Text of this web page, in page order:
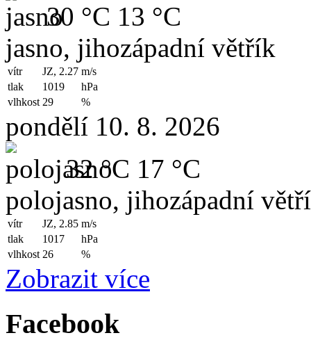
30 °C 13 °C
jasno, jihozápadní větřík
vítr JZ, 2.27 m/s
tlak
1019
hPa
vlhkost 29 %
pondělí 10. 8. 2026
32 °C 17 °C
polojasno, jihozápadní
vítr JZ, 2.85 m/s
tlak
1017
hPa
vlhkost 26 %
Zobrazit více
Facebook